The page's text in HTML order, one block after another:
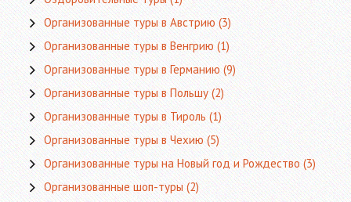
Организованные туры в Австрию(3)
Организованные туры в Венгрию(1)
Организованные туры в Германию(9)
Организованные туры в Польшу(2)
Организованные туры в Тироль(1)
Организованные туры в Чехию(5)
Организованные туры на Новый год и Рождество(3)
Организованные шоп-туры (2)